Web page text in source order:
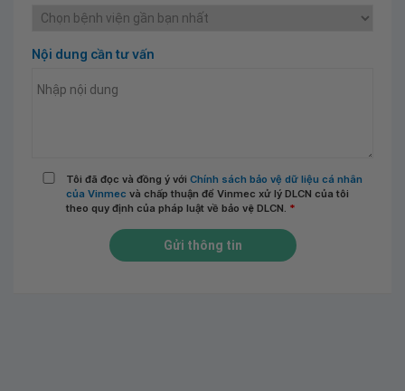
Nội dung cần tư vấn
Tôi đã đọc và đồng ý với Chính sách bảo vệ dữ liệu cá nhân
của Vinmec và chấp thuận để Vinmec xử lý DLCN của tôi
theo quy định của pháp luật về bảo vệ DLCN. *
Gửi thông tin